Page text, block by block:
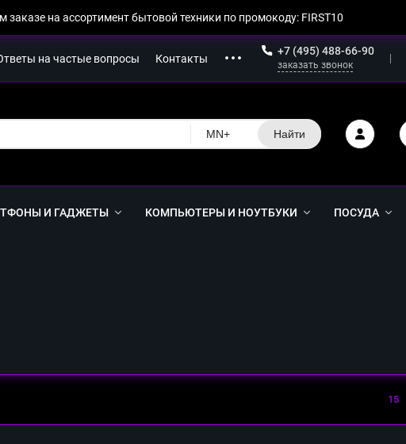
заказе на ассортимент бытовой техники по промокоду: FIRST10
на частые вопросы Контакты
+7 (495) 488-66-90
заказать звонок
MN+ Найти
И ГАДЖЕТЫ КОМПЬЮТЕРЫ И НОУТБУКИ ПОСУДА
15